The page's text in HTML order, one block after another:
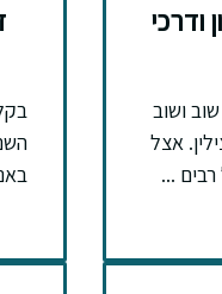
ודרכי
ושוב
אצל
...